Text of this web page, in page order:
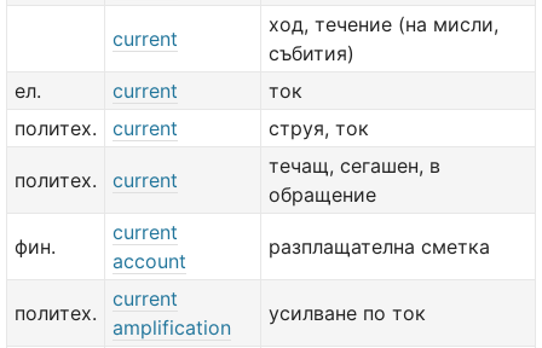
current
ход, течение (на мисли,
събития)
ел.
current
ток
политех.
current струя, ток
политех. current
течащ, сегашен, в
обращение
фин.
current
account
разплащателна сметка
политех.
current
amplification
усилване по ток